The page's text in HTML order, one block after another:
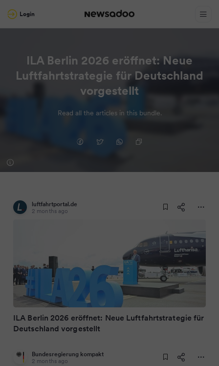
Login
ILA Berlin 2026 eröffnet: Neue
Luftfahrtstrategie für Deutschland
vorgestellt
Read all the articles in this bundle.
luftfahrtportal.de
2 months ago
ILA Berlin 2026 eröffnet: Neue Luftfahrtstrategie für
Deutschland vorgestellt
Bundesregierung kompakt
2 months ago